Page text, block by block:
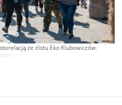
ze zlotu Eko Klubowiczów.